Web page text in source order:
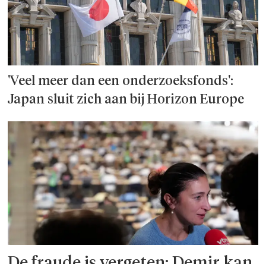
'Veel meer dan een onderzoeks­fonds':
Japan sluit zich aan bij Horizon Europe